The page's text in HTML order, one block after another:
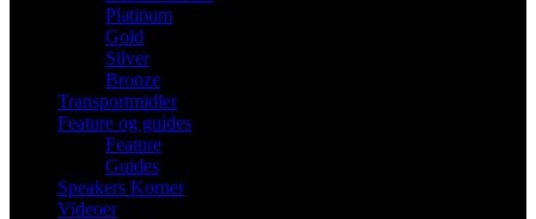
Platinum
Gold
Silver
Bronze
Transportmidler
Feature og guides
Feature
Guides
Speakers Korner
Videoer